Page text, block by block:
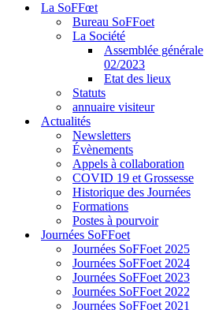
La SoFFœt
Bureau SoFFoet
La Société
Assemblée générale
02/2023
Etat des lieux
Statuts
annuaire visiteur
Actualités
Newsletters
Évènements
Appels à collaboration
COVID 19 et Grossesse
Historique des Journées
Formations
Postes à pourvoir
Journées SoFFoet
Journées SoFFoet 2025
Journées SoFFoet 2024
Journées SoFFoet 2023
Journées SoFFoet 2022
Journées SoFFoet 2021